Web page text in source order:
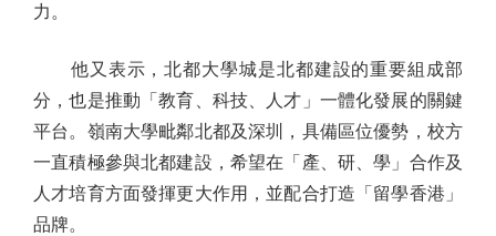
力。
他又表示，北都大學城是北都建設的重要組成部
分，也是推動「教育、科技、人才」一體化發展的關鍵
平台。嶺南大學毗鄰北都及深圳，具備區位優勢，校方
一直積極參與北都建設，希望在「產、研、學」合作及
人才培育方面發揮更大作用，並配合打造「留學香港」
品牌。